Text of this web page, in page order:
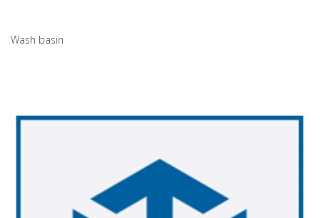
Wash basin